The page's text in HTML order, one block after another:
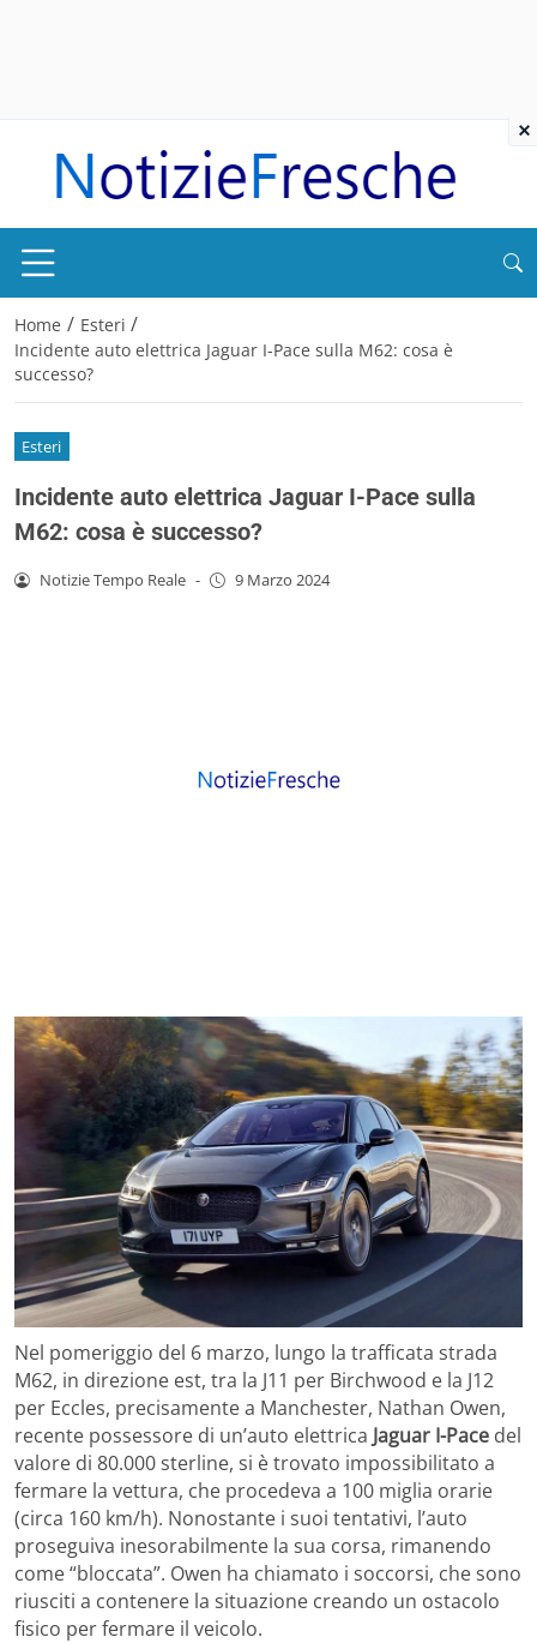
Home / Esteri /
Incidente auto elettrica Jaguar I-Pace sulla M62: cosa è
successo?
Esteri
Incidente auto elettrica Jaguar I-Pace sulla
M62: cosa è successo?
Notizie Tempo Reale - 9 Marzo 2024
Nel pomeriggio del 6 marzo, lungo la trafficata strada
M62, in direzione est, tra la J11 per Birchwood e la J12
per Eccles, precisamente a Manchester, Nathan Owen,
recente possessore di un’auto elettrica Jaguar I-Pace del
valore di 80.000 sterline, si è trovato impossibilitato a
fermare la vettura, che procedeva a 100 miglia orarie
(circa 160 km/h). Nonostante i suoi tentativi, l’auto
proseguiva inesorabilmente la sua corsa, rimanendo
come “bloccata”. Owen ha chiamato i soccorsi, che sono
riusciti a contenere la situazione creando un ostacolo
fisico per fermare il veicolo.
×